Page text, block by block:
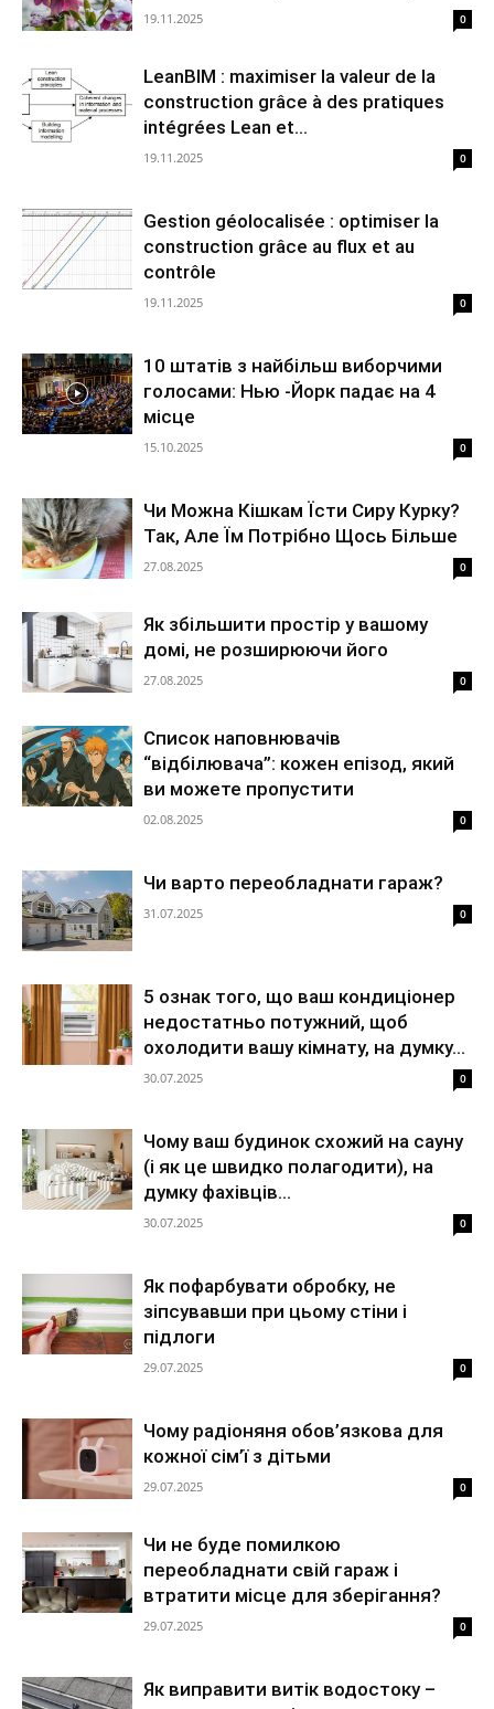
19.11.2025 0
LeanBIM : maximiser la valeur de la
construction grâce à des pratiques
intégrées Lean et...
19.11.2025 0
Gestion géolocalisée : optimiser la
construction grâce au flux et au
contrôle
19.11.2025 0
10 штатів з найбільш виборчими
голосами: Нью -Йорк падає на 4
місце
15.10.2025 0
Чи Можна Кішкам Їсти Сиру Курку?
Так, Але Їм Потрібно Щось Більше
27.08.2025 0
Як збільшити простір у вашому
домі, не розширюючи його
27.08.2025 0
Список наповнювачів
“відбілювача”: кожен епізод, який
ви можете пропустити
02.08.2025 0
Чи варто переобладнати гараж?
31.07.2025 0
5 ознак того, що ваш кондиціонер
недостатньо потужний, щоб
охолодити вашу кімнату, на думку...
30.07.2025 0
Чому ваш будинок схожий на сауну
(і як це швидко полагодити), на
думку фахівців...
30.07.2025 0
Як пофарбувати обробку, не
зіпсувавши при цьому стіни і
підлоги
29.07.2025 0
Чому радіоняня обов’язкова для
кожної сім’ї з дітьми
29.07.2025 0
Чи не буде помилкою
переобладнати свій гараж і
втратити місце для зберігання?
29.07.2025 0
Як виправити витік водостоку –